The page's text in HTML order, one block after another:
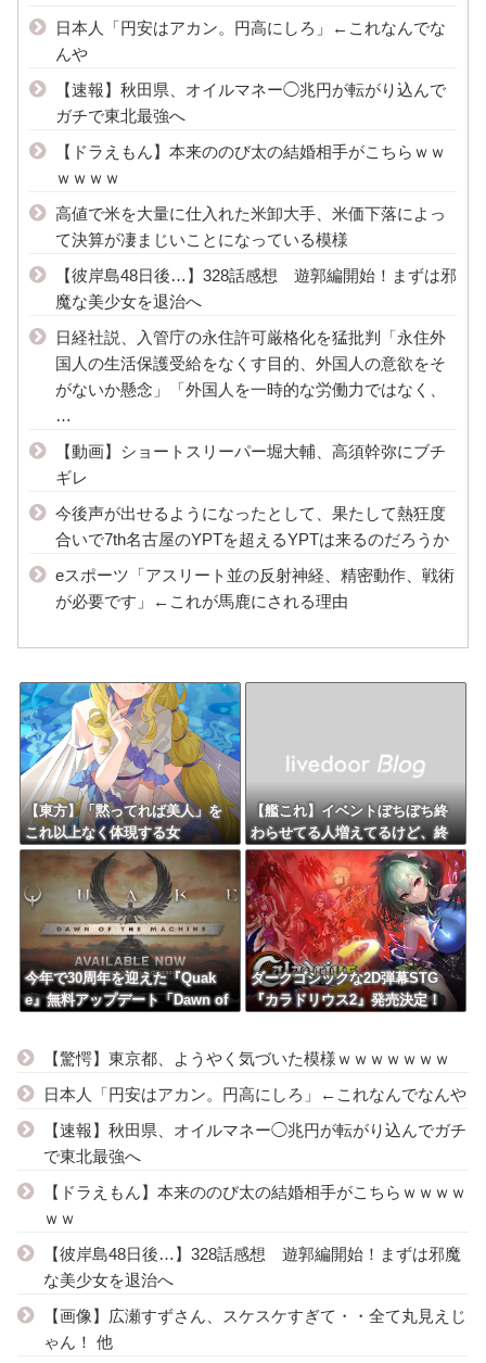
日本人「円安はアカン。円高にしろ」←これなんでな
んや
【速報】秋田県、オイルマネー◯兆円が転がり込んで
ガチで東北最強へ
【ドラえもん】本来ののび太の結婚相手がこちらｗｗ
ｗｗｗｗ
高値で米を大量に仕入れた米卸大手、米価下落によっ
て決算が凄まじいことになっている模様
【彼岸島48日後…】328話感想 遊郭編開始！まずは邪
魔な美少女を退治へ
日経社説、入管庁の永住許可厳格化を猛批判「永住外
国人の生活保護受給をなくす目的、外国人の意欲をそ
がないか懸念」「外国人を一時的な労働力ではなく、
…
【動画】ショートスリーパー堀大輔、高須幹弥にブチ
ギレ
今後声が出せるようになったとして、果たして熱狂度
合いで7th名古屋のYPTを超えるYPTは来るのだろうか
eスポーツ「アスリート並の反射神経、精密動作、戦術
が必要です」←これが馬鹿にされる理由
【東方】「黙ってれば美人」を
これ以上なく体現する女
【艦これ】イベントぼちぼち終
わらせてる人増えてるけど、終
わったらみんな何してる？
今年で30周年を迎えた『Quak
e』無料アップデート「Dawn of
ダークゴシックな2D弾幕STG
『カラドリウス2』発売決定！
【驚愕】東京都、ようやく気づいた模様ｗｗｗｗｗｗｗ
日本人「円安はアカン。円高にしろ」←これなんでなんや
【速報】秋田県、オイルマネー◯兆円が転がり込んでガチ
で東北最強へ
【ドラえもん】本来ののび太の結婚相手がこちらｗｗｗｗ
ｗｗ
【彼岸島48日後…】328話感想 遊郭編開始！まずは邪魔
な美少女を退治へ
【画像】広瀬すずさん、スケスケすぎて・・全て丸見えじ
ゃん！ 他